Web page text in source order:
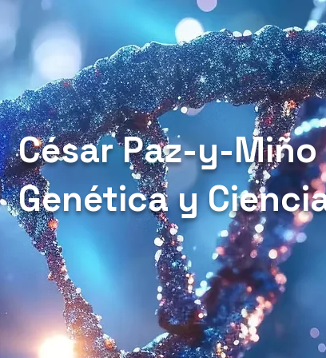
César Paz-y-Miño
Genética y